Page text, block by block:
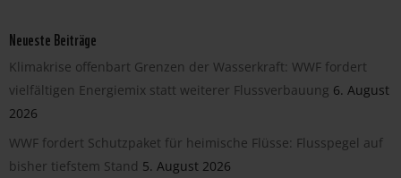
Neueste Beiträge
Klimakrise offenbart Grenzen der Wasserkraft: WWF fordert
vielfältigen Energiemix statt weiterer Flussverbauung 6. August
2026
WWF fordert Schutzpaket für heimische Flüsse: Flusspegel auf
bisher tiefstem Stand 5. August 2026